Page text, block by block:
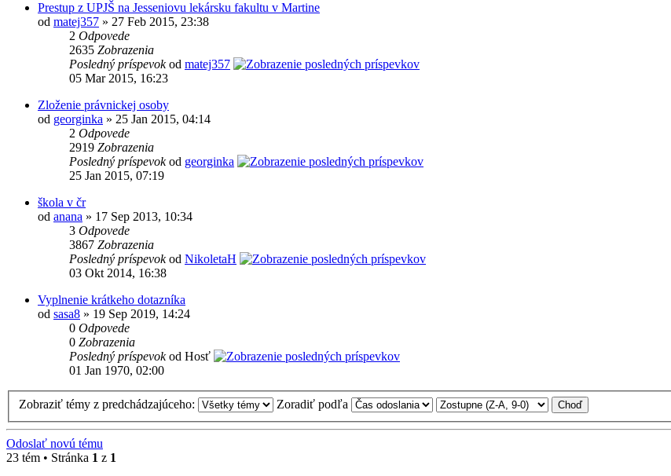
Prestup z UPJŠ na Jesseniovu lekársku fakultu v Martine
od matej357 » 27 Feb 2015, 23:38
2 Odpovede
2635 Zobrazenia
Posledný príspevokod matej357
05 Mar 2015, 16:23
Zloženie právnickej osoby
od georginka » 25 Jan 2015, 04:14
2 Odpovede
2919 Zobrazenia
Posledný príspevokod georginka
25 Jan 2015, 07:19
škola v čr
od anana » 17 Sep 2013, 10:34
3 Odpovede
3867 Zobrazenia
Posledný príspevokod NikoletaH
03 Okt 2014, 16:38
Vyplnenie krátkeho dotazníka
od sasa8 » 19 Sep 2019, 14:24
0 Odpovede
0 Zobrazenia
Posledný príspevokod Hosť
01 Jan 1970, 02:00
Zobraziť témy z predchádzajúceho: Zoradiť podľa
Odoslať novú tému
23 tém • Stránka 1 z 1